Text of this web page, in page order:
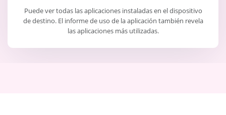
Puede ver todas las aplicaciones instaladas en el dispositivo
de destino. El informe de uso de la aplicación también revela
las aplicaciones más utilizadas.